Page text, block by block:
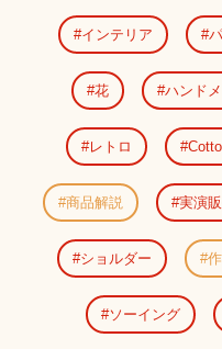
インテリア
花 ハンド
レトロ
商品解説 実演
ショルダー
ソーイング